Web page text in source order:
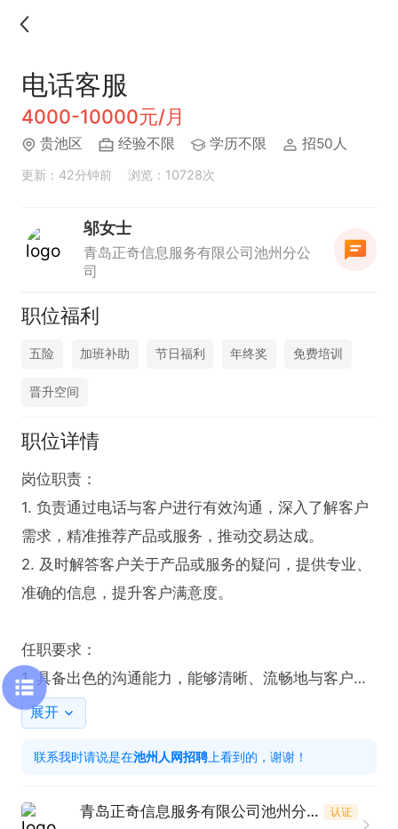
电话客服
4000-10000元/月
贵池区 经验不限 学历不限 招50人
更新：42分钟前 浏览：10728次
邬女士
青岛正奇信息服务有限公司池州分公
司
职位福利
五险 加班补助 节日福利 年终奖 免费培训
晋升空间
职位详情
岗位职责：
1. 负责通过电话与客户进行有效沟通，深入了解客户
需求，精准推荐产品或服务，推动交易达成。
2. 及时解答客户关于产品或服务的疑问，提供专业、
准确的信息，提升客户满意度。
任职要求：
1. 具备出色的沟通能力，能够清晰、流畅地与客户进
行电话交流，有效传达信息。
2. 拥有良好的客户服务意识，耐心倾听客户诉求，积
极解决客户问题。
准确记录和交易流程顺利推进。
展开
联系我时请说是在池州人网招聘 上看到的，谢谢！
青岛正奇信息服务有限公司池州分公司 认证